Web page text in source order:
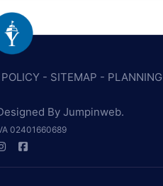
- SITEMAP - PLANNING
By Jumpinweb.
02401660689